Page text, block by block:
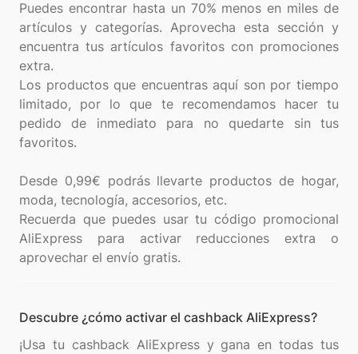
Puedes encontrar hasta un 70% menos en miles de
artículos y categorías. Aprovecha esta sección y
encuentra tus artículos favoritos con promociones
extra.
Los productos que encuentras aquí son por tiempo
limitado, por lo que te recomendamos hacer tu
pedido de inmediato para no quedarte sin tus
favoritos.
Desde 0,99€ podrás llevarte productos de hogar,
moda, tecnología, accesorios, etc.
Recuerda que puedes usar tu código promocional
AliExpress para activar reducciones extra o
Descubre ¿cómo activar el cashback AliExpress?
¡Usa tu cashback AliExpress y gana en todas tus